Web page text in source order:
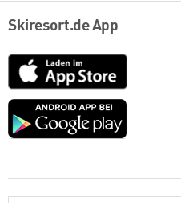
Skiresort.de App
App
Store
Google